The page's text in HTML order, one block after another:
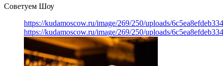
Советуем Шоу
https://kudamoscow.ru/image/269/250/uploads/
https://kudamoscow.ru/image/269/250/uploads/